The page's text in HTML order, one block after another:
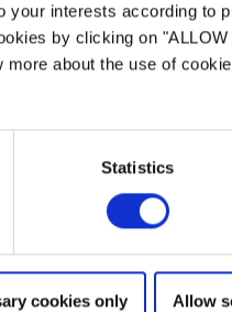
interests according to
by clicking on
about the use of
Statistics
cookies only Allow